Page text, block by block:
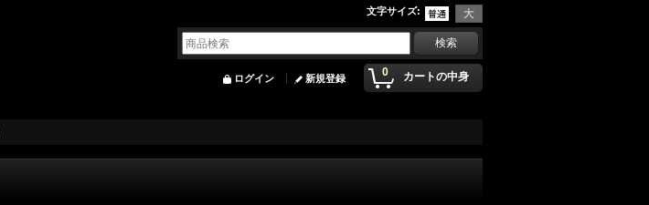
文字サイズ:
0 カートの中身
ログイン 新規登録